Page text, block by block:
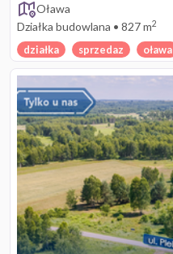
Oława
Działka budowlana • 827 m2
działka sprzedaz oława